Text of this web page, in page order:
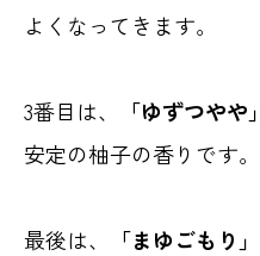
よくなってきます。
3番目は、 「ゆずつやや」
安定の柚子の香りです。
最後は、 「まゆごもり」